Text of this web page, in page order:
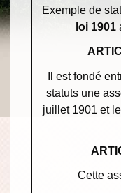
Exemple de
loi 1901
Il est fondé
statuts une
juillet 1901 et
Cette